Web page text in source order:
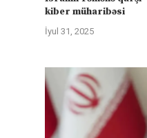
kiber müharibəsi
İyul 31, 2025